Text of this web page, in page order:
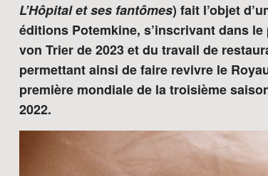
L’Hôpital et ses fantômes) fait l’objet
éditions Potemkine, s’inscrivant dans
von Trier de 2023 et du travail de
permettant ainsi de faire revivre le
première mondiale de la troisième
2022.